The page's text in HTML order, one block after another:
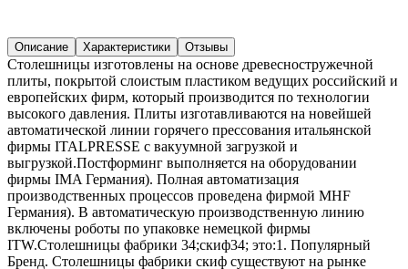
Описание Характеристики Отзывы
Столешницы изготовлены на основе древесностружечной
плиты, покрытой слоистым пластиком ведущих российский и
европейских фирм, который производится по технологии
высокого давления. Плиты изготавливаются на новейшей
автоматической линии горячего прессования итальянской
фирмы ITALPRESSE с вакуумной загрузкой и
выгрузкой.Постформинг выполняется на оборудовании
фирмы IMA Германия). Полная автоматизация
производственных процессов проведена фирмой MHF
Германия). В автоматическую производственную линию
включены роботы по упаковке немецкой фирмы
ITW.Столешницы фабрики 34;скиф34; это:1. Популярный
Бренд. Столешницы фабрики скиф существуют на рынке